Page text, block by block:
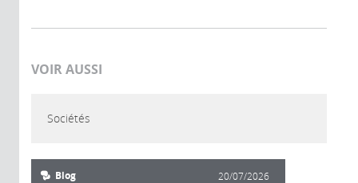
VOIR AUSSI
Sociétés
Blog 20/07/2026